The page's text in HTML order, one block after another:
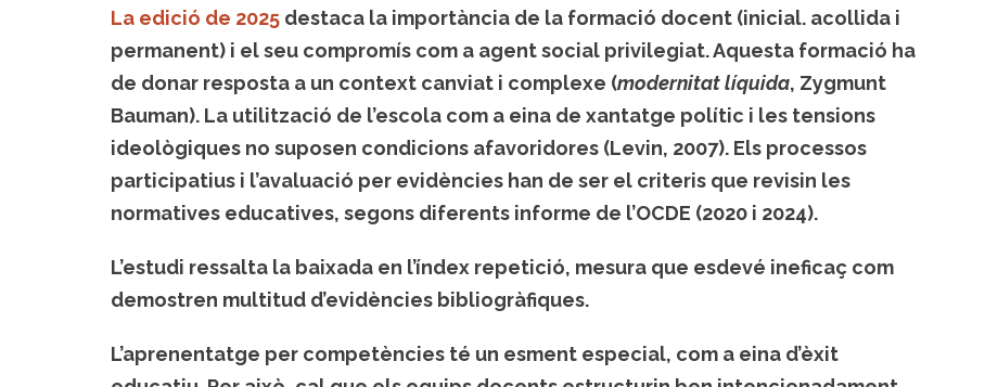
La edició de 2025 destaca la importància de la formació docent (inicial. acollida i
permanent) i el seu compromís com a agent social privilegiat. Aquesta formació ha
de donar resposta a un context canviat i complexe (modernitat líquida, Zygmunt
Bauman). La utilització de l’escola com a eina de xantatge polític i les tensions
ideològiques no suposen condicions afavoridores (Levin, 2007). Els processos
participatius i l’avaluació per evidències han de ser el criteris que revisin les
normatives educatives, segons diferents informe de l’OCDE (2020 i 2024).
L’estudi ressalta la baixada en l’índex repetició, mesura que esdevé ineficaç com
demostren multitud d’evidències bibliogràfiques.
L’aprenentatge per competències té un esment especial, com a eina d’èxit